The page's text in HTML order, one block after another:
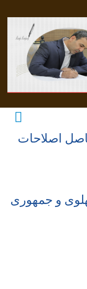
اصلاحات
و جمهوری